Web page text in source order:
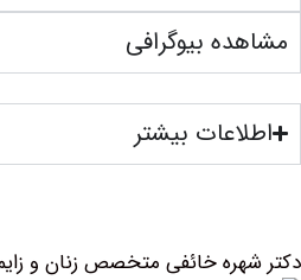
بیوگرافی
بیشتر
خائفی متخصص زنان و زایمان